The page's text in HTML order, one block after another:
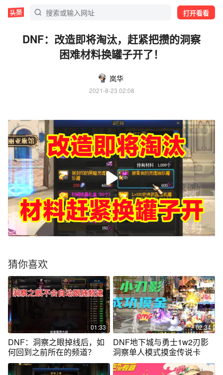
打开看看
DNF：改造即将淘汰，赶紧把攒的洞察
困难材料换罐子开了！
岚华
2021-8-23 02:08
猜你喜欢
01:33
DNF：洞察之眼掉线后，如
何回到之前所在的频道？
02:34
DNF地下城与勇士1w2刃影
洞察单人模式摸金传说卡